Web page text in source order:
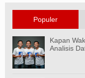
Populer
Kapan
Analisis